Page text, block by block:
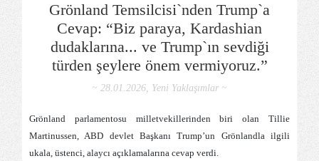
Grönland Temsilcisi`nden Trump`a
Cevap: “Biz paraya, Kardashian
dudaklarına... ve Trump`ın sevdiği
türden şeylere önem vermiyoruz.”
~ 28.01.2026, Yeni Yaklaşımlar ~
Grönland parlamentosu milletvekillerinden biri olan Tillie
Martinussen, ABD devlet Başkanı Trump’un Grönlandla ilgili
ukala, üstenci, alaycı açıklamalarına cevap verdi.